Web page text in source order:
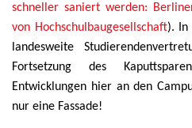
schneller saniert werden:
von Hochschulbaugesellschaft). In
landesweite
Fortsetzung des
Entwicklungen hier an den
nur eine Fassade!